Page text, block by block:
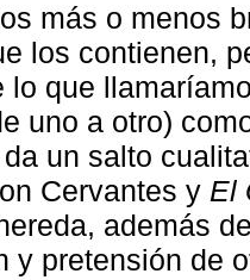
más o menos
los contienen,
lo que
uno a otro)
un salto
Cervantes y El
además
y pretensión de